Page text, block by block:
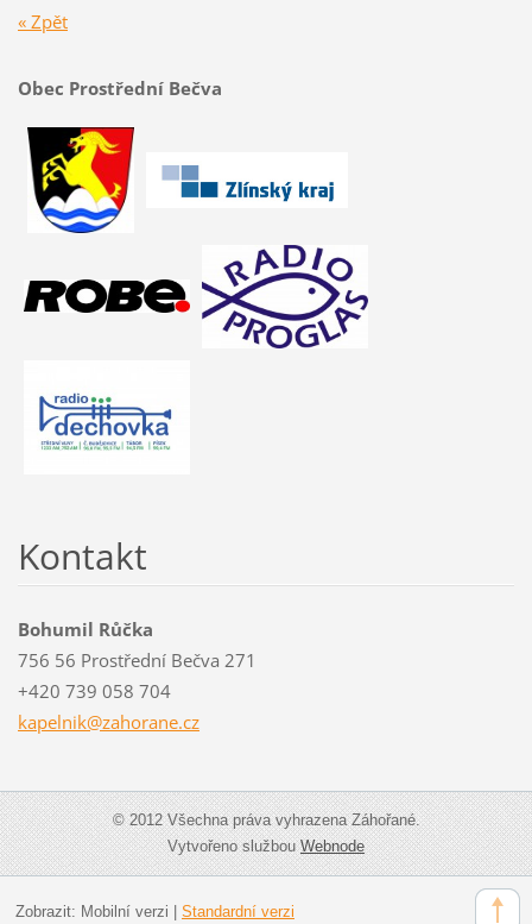
« Zpět
Obec Prostřední Bečva
Kontakt
Bohumil Růčka
756 56 Prostřední Bečva 271
+420 739 058 704
kapelnik@zahorane.cz
© 2012 Všechna práva vyhrazena Záhořané.
Vytvořeno službouWebnode
Zobrazit: Mobilní verzi Standardní verzi